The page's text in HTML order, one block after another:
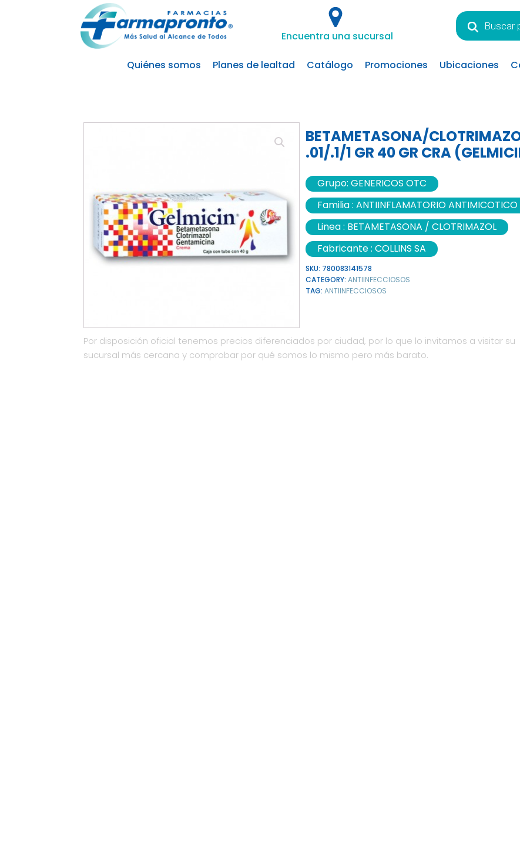
Encuentra una sucursal
Búsqueda
de
productos
Quiénes somos Planes de lealtad Catálogo Promociones Ubicaciones
BETAMETASONA/
.01/.1/1 GR 40 GR CRA
Grupo: GENERICOS OTC
Familia : ANTIINFLAMATORIO ANTIMICOTICO
Linea : BETAMETASONA / CLOTRIMAZOL
Fabricante : COLLINS SA
SKU: 780083141578
CATEGORY: ANTIINFECCIOSOS
TAG: ANTIINFECCIOSOS
Por disposición oficial tenemos precios diferenciados por ciudad, por lo que lo invitamos a visitar su
sucursal más cercana y comprobar por qué somos lo mismo pero más barato.